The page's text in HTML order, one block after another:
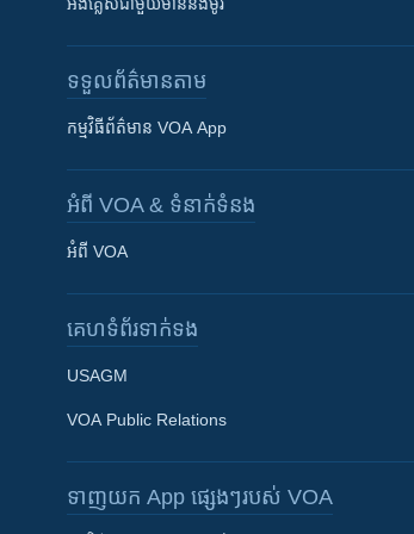
Khmer English
អង់គ្លេស​ជាមួយ​ម៉ានី​និង​ម៉ូរី
ទទួល​ព័ត៌មាន​តាម
កម្មវិធី​ព័ត៌មាន VOA App
អំពី​ VOA & ទំនាក់ទំនង
អំពី​ VOA
គេហទំព័រ​​ទាក់ទង
USAGM
VOA Public Relations
ទាញយក​ App ផ្សេងៗ​របស់​ VOA